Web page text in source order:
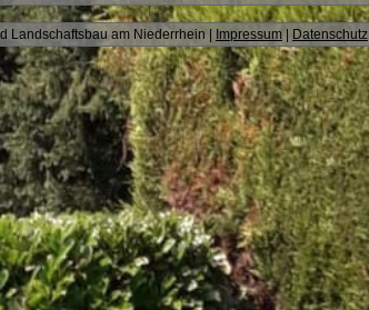
Landschaftsbau am Niederrhein | Impressum Datenschutz